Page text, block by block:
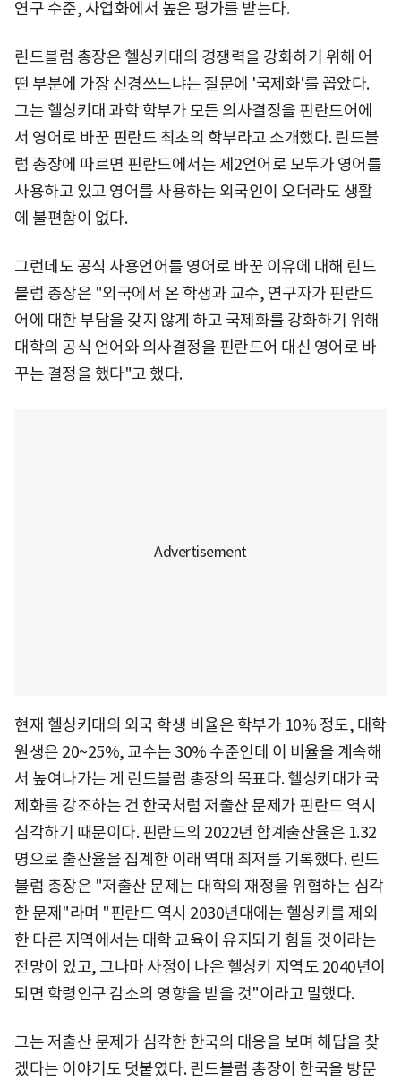
연구 수준, 사업화에서 높은 평가를 받는다.
린드블럼 총장은 헬싱키대의 경쟁력을 강화하기 위해 어
떤 부분에 가장 신경쓰느냐는 질문에 '국제화'를 꼽았다.
그는 헬싱키대 과학 학부가 모든 의사결정을 핀란드어에
서 영어로 바꾼 핀란드 최초의 학부라고 소개했다. 린드블
럼 총장에 따르면 핀란드에서는 제2언어로 모두가 영어를
사용하고 있고 영어를 사용하는 외국인이 오더라도 생활
에 불편함이 없다.
그런데도 공식 사용언어를 영어로 바꾼 이유에 대해 린드
블럼 총장은 "외국에서 온 학생과 교수, 연구자가 핀란드
어에 대한 부담을 갖지 않게 하고 국제화를 강화하기 위해
대학의 공식 언어와 의사결정을 핀란드어 대신 영어로 바
꾸는 결정을 했다"고 했다.
현재 헬싱키대의 외국 학생 비율은 학부가 10% 정도, 대학
원생은 20~25%, 교수는 30% 수준인데 이 비율을 계속해
서 높여나가는 게 린드블럼 총장의 목표다. 헬싱키대가 국
제화를 강조하는 건 한국처럼 저출산 문제가 핀란드 역시
심각하기 때문이다. 핀란드의 2022년 합계출산율은 1.32
명으로 출산율을 집계한 이래 역대 최저를 기록했다. 린드
블럼 총장은 "저출산 문제는 대학의 재정을 위협하는 심각
한 문제"라며 "핀란드 역시 2030년대에는 헬싱키를 제외
한 다른 지역에서는 대학 교육이 유지되기 힘들 것이라는
전망이 있고, 그나마 사정이 나은 헬싱키 지역도 2040년이
되면 학령인구 감소의 영향을 받을 것"이라고 말했다.
그는 저출산 문제가 심각한 한국의 대응을 보며 해답을 찾
겠다는 이야기도 덧붙였다. 린드블럼 총장이 한국을 방문